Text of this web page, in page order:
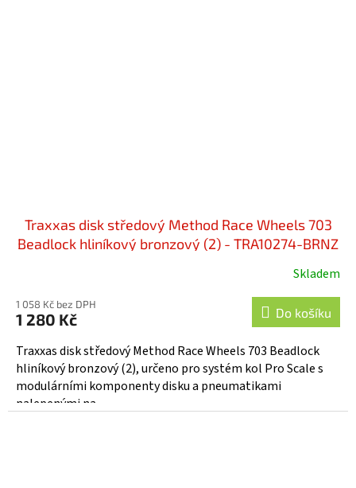
Traxxas disk středový Method Race Wheels 703
Beadlock hliníkový bronzový (2) - TRA10274-BRNZ
Skladem
1 058 Kč bez DPH
1 280 Kč Do košíku
Traxxas disk středový Method Race Wheels 703 Beadlock
hliníkový bronzový (2), určeno pro systém kol Pro Scale s
modulárními komponenty disku a pneumatikami
nalepenými na...